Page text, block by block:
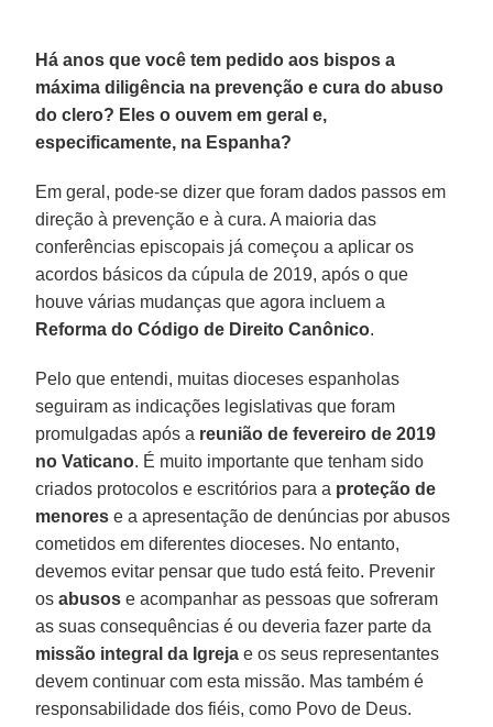
Há anos que você tem pedido aos bispos a
máxima diligência na prevenção e cura do abuso
do clero? Eles o ouvem em geral e,
especificamente, na Espanha?
Em geral, pode-se dizer que foram dados passos em
direção à prevenção e à cura. A maioria das
conferências episcopais já começou a aplicar os
acordos básicos da cúpula de 2019, após o que
houve várias mudanças que agora incluem a
Reforma do Código de Direito Canônico.
Pelo que entendi, muitas dioceses espanholas
seguiram as indicações legislativas que foram
promulgadas após a reunião de fevereiro de 2019
no Vaticano. É muito importante que tenham sido
criados protocolos e escritórios para a proteção de
menores e a apresentação de denúncias por abusos
cometidos em diferentes dioceses. No entanto,
devemos evitar pensar que tudo está feito. Prevenir
osabusos e acompanhar as pessoas que sofreram
as suas consequências é ou deveria fazer parte da
missão integral da Igreja e os seus representantes
devem continuar com esta missão. Mas também é
responsabilidade dos fiéis, como Povo de Deus.